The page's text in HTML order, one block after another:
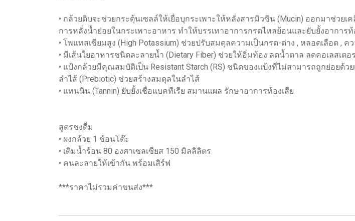
• กล้วยดิบจะช่วยกระตุ้นเซลล์ให้เยื่อบุกระเพาะให้หลั่งสารมิวซิน (Mucin) ออกมาช่วย
การหลั่งน้ำย่อยในกระเพาะอาหาร ทำให้บรรเทาอาการกรดไหลย้อนและยับยั้งอาการท้
• โพแทสเซียมสูง (High Potassium) ช่วยปรับสมดุลความเป็นกรด-ด่าง , หลอดเลือด ,
• มีเส้นใยอาหารชนิดละลายน้ำ (Dietary Fiber) ช่วยให้อิ่มท้อง ลดน้ำตาล ลดคอเลสเต
• แป้งกล้วยมีคุณสมบัติเป็น Resistant Starch (RS) ชนิดของแป้งที่ไม่สามารถถูกย่อย
ลำไส้ (Prebiotic) ช่วยสร้างสมดุลในลำไส้
• แทนนิน (Tannin) ยับยั้งเชื่อแบคทีเรีย สมานแผล รักษาอาการท้องเสีย
สูตรชงดื่ม
• ผงกล้วย 1 ช้อนโต๊ะ
• เติมน้ำร้อน 80 องศาเซลเซียส 150 มิลลิลิตร
• คนละลายให้เข้ากัน พร้อมเสิร์ฟ
***ราคาไม่รวมค่าขนส่ง***